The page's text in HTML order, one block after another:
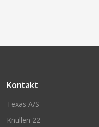
Kontakt
Texas A/S
Knullen 22